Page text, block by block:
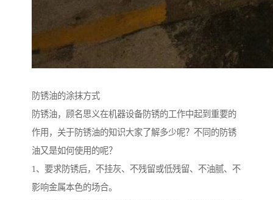
防锈油的涂抹方式
防锈油，顾名思义在机器设备防锈的工作中起到重要的
作用，关于防锈油的知识大家了解多少呢？不同的防锈
油又是如何使用的呢？
1、要求防锈后，不挂灰、不残留或低残留、不油腻、不
影响金属本色的场合。